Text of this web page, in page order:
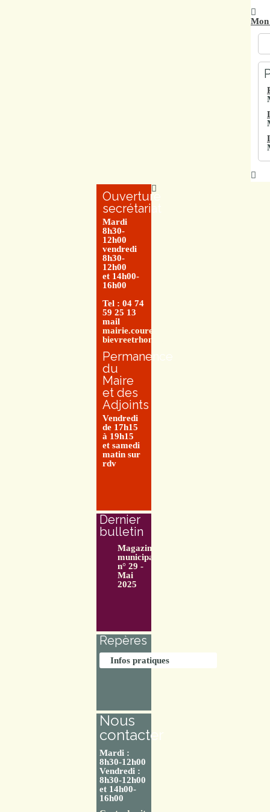
Mon
Ouverture
secrétariat
Mardi
8h30-
12h00
vendredi
8h30-
12h00
et 14h00-
16h00
Tel : 04 74
59 25 13
mail
mairie.couretbuis@entre-
bievreetrhone.fr
Permanence
du
Maire
et des
Adjoints
Vendredi
de 17h15
à 19h15
et samedi
matin sur
rdv
Dernier
bulletin
Magazine
municipal
n° 29 -
Mai
2025
Repères
Infos pratiques
Nous
contacter
Mardi :
8h30-12h00
Vendredi :
8h30-12h00
et 14h00-
16h00